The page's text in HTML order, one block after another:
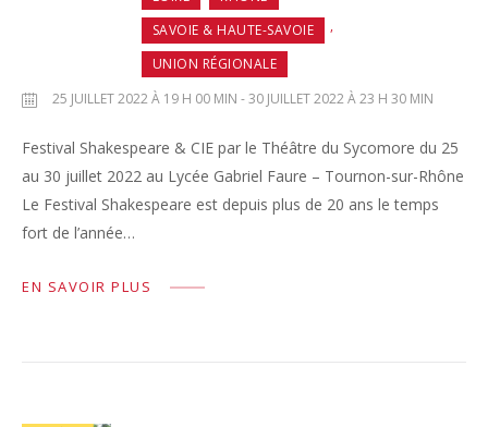
SAVOIE & HAUTE-SAVOIE ,
UNION RÉGIONALE
25 JUILLET 2022 À 19 H 00 MIN - 30 JUILLET 2022 À 23 H 30 MIN
Festival Shakespeare & CIE par le Théâtre du Sycomore du 25
au 30 juillet 2022 au Lycée Gabriel Faure – Tournon-sur-Rhône
Le Festival Shakespeare est depuis plus de 20 ans le temps
fort de l’année…
EN SAVOIR PLUS